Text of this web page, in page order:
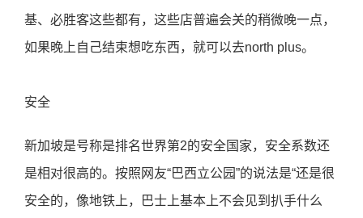
基、必胜客这些都有，这些店普遍会关的稍微晚一点，
如果晚上自己结束想吃东西，就可以去north plus。
安全
新加坡是号称是排名世界第2的安全国家，安全系数还
是相对很高的。按照网友“巴西立公园”的说法是“还是很
安全的，像地铁上，巴士上基本上不会见到扒手什么